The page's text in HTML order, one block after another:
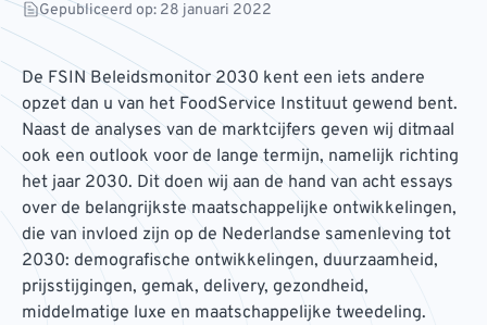
Gepubliceerd op: 28 januari 2022
De FSIN Beleidsmonitor 2030 kent een iets andere
opzet dan u van het FoodService Instituut gewend bent.
Naast de analyses van de marktcijfers geven wij ditmaal
ook een outlook voor de lange termijn, namelijk richting
het jaar 2030. Dit doen wij aan de hand van acht essays
over de belangrijkste maatschappelijke ontwikkelingen,
die van invloed zijn op de Nederlandse samenleving tot
2030: demografische ontwikkelingen, duurzaamheid,
prijsstijgingen, gemak, delivery, gezondheid,
middelmatige luxe en maatschappelijke tweedeling.